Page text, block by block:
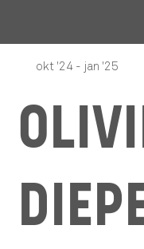
okt '24 - jan '25